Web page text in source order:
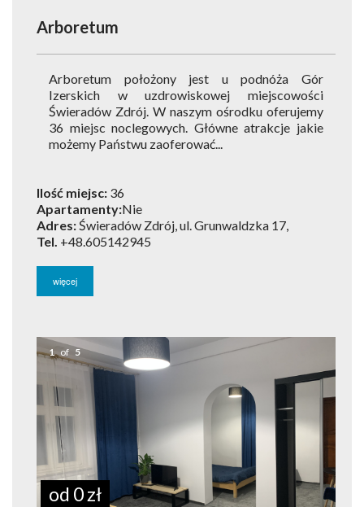
Arboretum
Arboretum położony jest u podnóża Gór
Izerskich w uzdrowiskowej miejscowości
Świeradów Zdrój. W naszym ośrodku oferujemy
36 miejsc noclegowych. Główne atrakcje jakie
możemy Państwu zaoferować...
Ilość miejsc: 36
Apartamenty:Nie
Adres:Świeradów Zdrój, ul. Grunwaldzka 17,
Tel. +48.605142945
więcej
1 of 5
od 0 zł